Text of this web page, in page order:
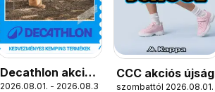
Decathlon akciós
2026.08.01. - 2026.08.31.
CCC akciós újság
szombattól 2026.08.01.